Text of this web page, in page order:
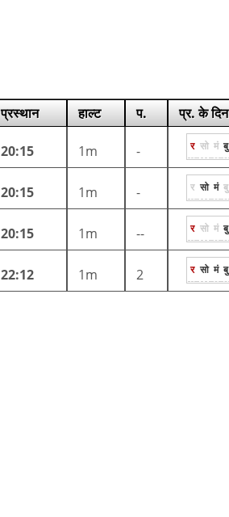
प्रस्थान हाल्ट प. प्र. के दिन
20:15 1m - र सो मं बु
20:15 1m - र सो मं बु
20:15 1m -- र सो मं बु
22:12 1m 2 र सो मं बु